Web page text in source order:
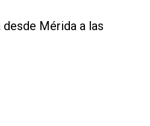
Mérida a las